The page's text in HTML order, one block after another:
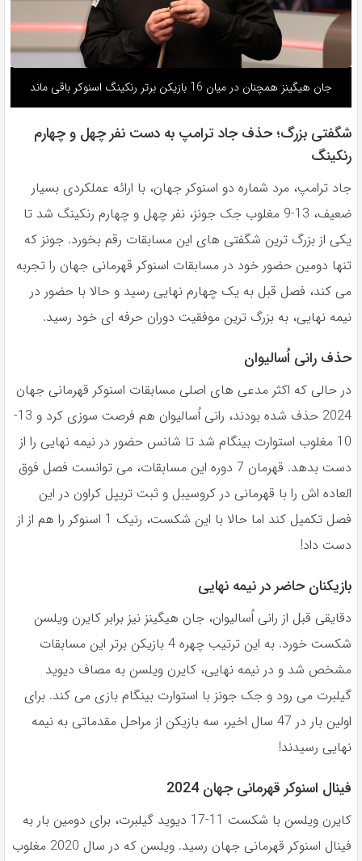
جان هیگینز همچنان در میان 16 بازیکن برتر رنکینگ اسنوکر باقی ماند
شگفتی بزرگ؛ حذف جاد ترامپ به دست نفر چهل و چهارم
رنکینگ
جاد ترامپ، مرد شماره دو اسنوكر جهان، با ارائه عملكردى بسيار
ضعيف، 13-9 مغلوب جک جونز، نفر چهل و چهارم رنكينگ شد تا
يكى از بزرگ ترين شگفتى هاى اين مسابقات رقم بخورد. جونز كه
تنها دومين حضور خود در مسابقات اسنوكر قهرمانى جهان را تجربه
مى كند، فصل قبل به يک چهارم نهايى رسيد و حالا با حضور در
نيمه نهايى، به بزرگ ترين موفقيت دوران حرفه اى خود رسيد.
حذف رانی اُسالیوان
در حالى كه اكثر مدعى هاى اصلى مسابقات اسنوکر قهرمانی جهان
2024 حذف شده بودند، رانى اُساليوان هم فرصت سوزى كرد و 13-
10 مغلوب استوارت بينگام شد تا شانس حضور در نيمه نهايى را از
دست بدهد. قهرمان 7 دوره اين مسابقات، مى توانست فصل فوق
العاده اش را با قهرمانى در كروسيبل و ثبت تريپل كراون در اين
فصل تكميل كند اما حالا با اين شكست، رنیک 1 اسنوكر را هم از از
دست داد!
بازیکنان حاضر در نیمه نهایی
دقايقى قبل از رانى اُساليوان، جان هيگينز نيز برابر كايرن ويلسن
شكست خورد. به اين ترتيب چهره 4 بازيكن برتر اين مسابقات
مشخص شد و در نيمه نهايى، كايرن ويلسن به مصاف ديويد
گيلبرت مى رود و جک جونز با استوارت بينگام بازى مى كند. براى
اولين بار در 47 سال اخير، سه بازيكن از مراحل مقدماتى به نيمه
نهايى رسيدند!
فینال اسنوکر قهرمانی جهان 2024
كايرن ويلسن با شكست 11-17 ديويد گيلبرت، براى دومين بار به
فينال اسنوكر قهرمانى جهان رسيد. ويلسن كه در سال 2020 مغلوب